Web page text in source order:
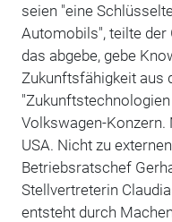
seien "eine
Automobils", teilte
das abgebe, gebe
Zukunftsfähigkeit aus
Volkswagen-Konzern.
USA. Nicht zu
Betriebsratschef
Stellvertreterin
entsteht durch